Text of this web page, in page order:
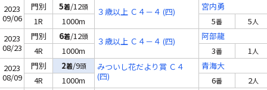
2023
09/06
門別 5着/12頭 ３歳以上 Ｃ４－４ (四)
宮内勇
1R
1000m 5番 5人
2023
08/23
門別 6着/12頭 ３歳以上 Ｃ４－４ (四)
阿部龍
4R
1000m 3番 1人
2023
08/09
門別 2着/9頭
みついし花だより賞 Ｃ４
(四)
青海大
4R
1000m 6番 2人